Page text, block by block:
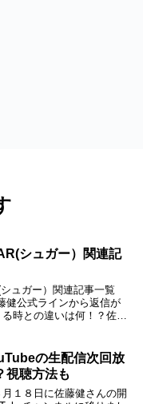
シュガー）関連記
ュガー）関連記事一覧
健公式ラインから返信が
時との違いは何！？佐藤
ングラスを掛ける理
の生配信次回放
視聴方法も
１８日に佐藤健さんの開